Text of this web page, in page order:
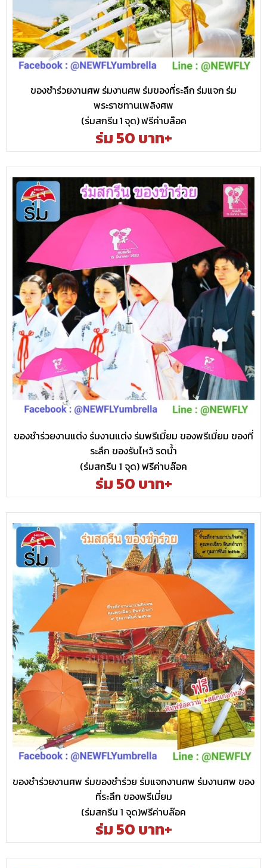
ของชำร่วยงานศพ ร่มงานศพ ร่มของที่ระลึก ร่มแจก ร่ม
พระราชทานเพลิงศพ
(ร่มสกรีน 1 จุด) ฟรีค่าบล๊อค
ร่ม 50 บาท+
ของชำร่วยงานแต่ง ร่มงานแต่ง ร่มพรีเมี่ยม ของพรีเมี่ยม ของที่
ระลึก ของรับไหว้ รดน้ำ
(ร่มสกรีน 1 จุด) ฟรีค่าบล๊อค
ร่ม 50 บาท+
ของชำร่วยงานศพ ร่มของชำร่วย ร่มแจกงานศพ ร่มงานศพ ของ
ที่ระลึก ของพรีเมี่ยม
(ร่มสกรีน 1 จุด)ฟรีค่าบล๊อค
ร่ม 50 บาท+